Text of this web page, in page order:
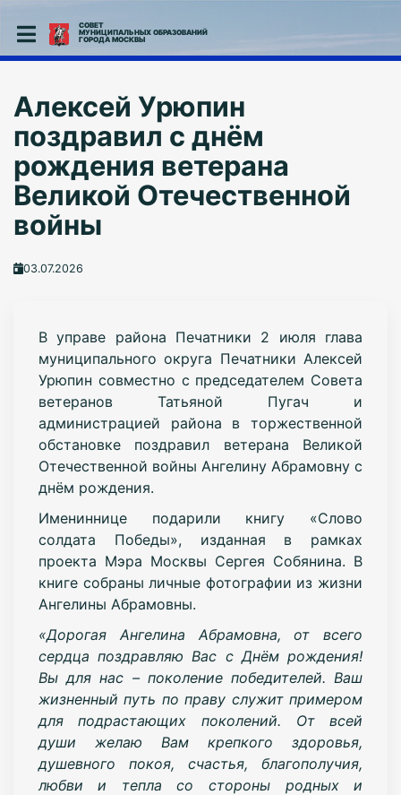
СОВЕТ
МУНИЦИПАЛЬНЫХ ОБРАЗОВАНИЙ
ГОРОДА МОСКВЫ
Алексей Урюпин
поздравил с днём
рождения ветерана
Великой Отечественной
войны
03.07.2026
В управе района Печатники 2 июля глава
муниципального округа Печатники Алексей
Урюпин совместно с председателем Совета
ветеранов Татьяной Пугач и
администрацией района в торжественной
обстановке поздравил ветерана Великой
Отечественной войны Ангелину Абрамовну с
днём рождения.
Имениннице подарили книгу «Слово
солдата Победы», изданная в рамках
проекта Мэра Москвы Сергея Собянина. В
книге собраны личные фотографии из жизни
Ангелины Абрамовны.
«Дорогая Ангелина Абрамовна, от всего
сердца поздравляю Вас с Днём рождения!
Вы для нас – поколение победителей. Ваш
жизненный путь по праву служит примером
для подрастающих поколений. От всей
души желаю Вам крепкого здоровья,
душевного покоя, счастья, благополучия,
любви и тепла со стороны родных и